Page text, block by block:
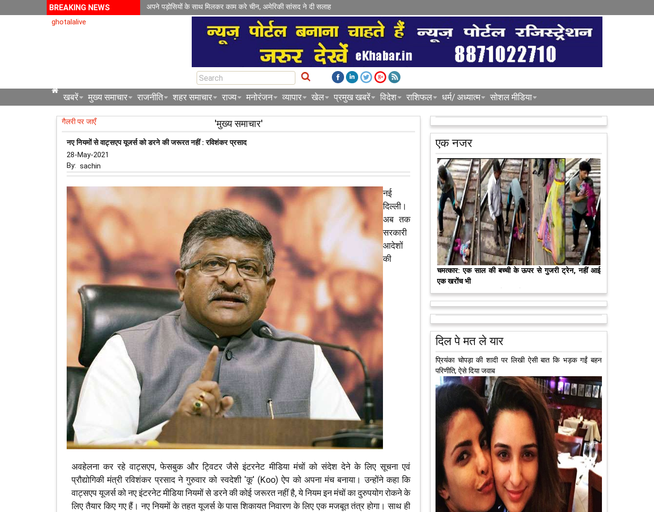
BREAKING NEWS
अपने पड़ोसियों के साथ मिलकर काम करे चीन, अमेरिकी सांसद ने दी सलाह
ghotalalive
खबरें मुख्य समाचार राजनीति शहर समाचार राज्य मनोरंजन व्यापार खेल प्रमुख खबरें विदेश राशिफल धर्म/ अध्यात्म सोशल मीडिया
गैलरी पर जाएँ 'मुख्य समाचार'
नए नियमों से वाट्सएप यूजर्स को डरने की जरूरत नहीं : रविशंकर प्रसाद
28-May-2021
By: sachin
नई
दिल्ली।
अब तक
सरकारी
आदेशों
की
अवहेलना कर रहे वाट्सएप, फेसबुक और ट्विटर जैसे इंटरनेट मीडिया मंचों को संदेश देने के लिए सूचना एवं
प्रौद्योगिकी मंत्री रविशंकर प्रसाद ने गुरुवार को स्वदेशी 'कू' (Koo) ऐप को अपना मंच बनाया। उन्होंने कहा कि
वाट्सएप यूजर्स को नए इंटरनेट मीडिया नियमों से डरने की कोई जरूरत नहीं है, ये नियम इन मंचों का दुरुपयोग रोकने के
लिए तैयार किए गए हैं। नए नियमों के तहत यूजर्स के पास शिकायत निवारण के लिए एक मजबूत तंत्र होगा। साथ ही
एक नजर
मरते-मरते भी तीन लोगों को नई जिंदगी दे गई 13 वर्षीय लड़की
कुछ लोग मौत जैसी खौफनाक हकीकत को भी खूबसूरत मोड़ दे
जाते हैं। वह मरने के बाद भी इस धरती पर अपने आप को जीवित
छोड़ ज़ाते हैं। दुनिया को अलविदा कह चुकी 13... आगे पढ़ें
अब एक आइडिया बदलेगा हिमाचल के युवाओं की किस्मत, जानिए
हमीरपुर में अब एक आइडिया युवाओं की किस्मत बदलने जा रहा है।
भारत सरकार के स्टार्टअप मिशन के तहत सबंधित टीम मोबाइल
वैन के जरिए पूरे देश के कोने-कोने मे... आगे पढ़ें
दिल पे मत ले यार
प्रियंका चोपड़ा की शादी पर लिखी ऐसी बात कि भड़क गईं बहन
परिणीति, ऐसे दिया जवाब